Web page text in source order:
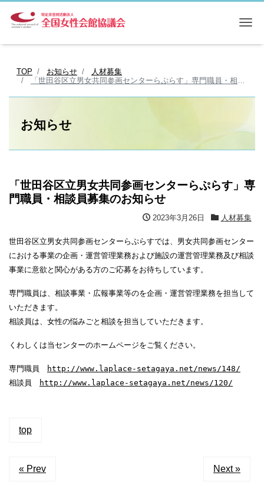
TOP お知らせ
人材募集
「世田谷区立男女共同参画センターらぷらす」専門職員・相談員募集のお知らせ
お知らせ
「世田谷区立男女共同参画センターらぷらす」専
門職員・相談員募集のお知らせ
2023年3月26日 人材募集
世田谷区立男女共同参画センターらぷらすでは、男女共同参画センター
における事業の企画・運営管理業務および施設の運営管理業務及び相談
事業に意欲と関心がある方のご応募をお待ちしています。
専門職員は、相談事業・広報事業等のを企画・運営管理業務を担当して
いただきます。
相談員は、女性の悩みごと相談を担当していただきます。
くわしくは当センターのホームページをご覧ください。
専門職員
http://www.laplace-setagaya.net/news/148/
相談員
http://www.laplace-setagaya.net/news/120/
top
« Prev Next »